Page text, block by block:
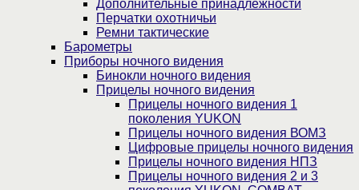
Дополнительные принадлежности
Перчатки охотничьи
Ремни тактические
Барометры
Приборы ночного видения
Бинокли ночного видения
Прицелы ночного видения
Прицелы ночного видения 1
поколения YUKON
Прицелы ночного видения ВОМЗ
Цифровые прицелы ночного видения
Прицелы ночного видения НПЗ
Прицелы ночного видения 2 и 3